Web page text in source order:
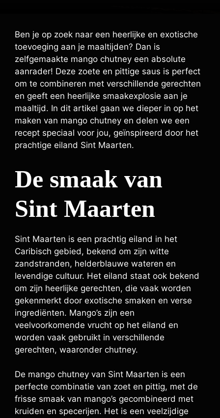
Ben je op zoek naar een heerlijke en exotische
toevoeging aan je maaltijden? Dan is
zelfgemaakte mango chutney een absolute
aanrader! Deze zoete en pittige saus is perfect
om te combineren met verschillende gerechten
en geeft een heerlijke smaakexplosie aan je
maaltijd. In dit artikel gaan we dieper in op het
maken van mango chutney en delen we een
recept speciaal voor jou, geïnspireerd door het
prachtige eiland Sint Maarten.
De smaak van
Sint Maarten
Sint Maarten is een prachtig eiland in het
Caribisch gebied, bekend om zijn witte
zandstranden, helderblauwe wateren en
levendige cultuur. Het eiland staat ook bekend
om zijn heerlijke gerechten, die vaak worden
gekenmerkt door exotische smaken en verse
ingrediënten. Mango’s zijn een
veelvoorkomende vrucht op het eiland en
worden vaak gebruikt in verschillende
gerechten, waaronder chutney.
De mango chutney van Sint Maarten is een
perfecte combinatie van zoet en pittig, met de
frisse smaak van mango’s gecombineerd met
kruiden en specerijen. Het is een veelzijdige